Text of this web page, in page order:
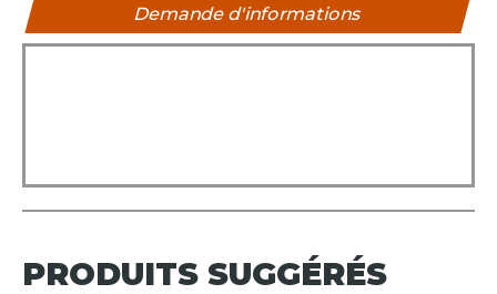
Demande d'informations
PRODUITS SUGGÉRÉS